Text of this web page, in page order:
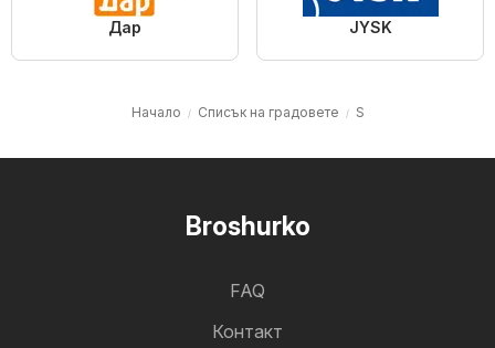
Дар JYSK
Начало Cписък на градовете S
Broshurko
FAQ
Контакт